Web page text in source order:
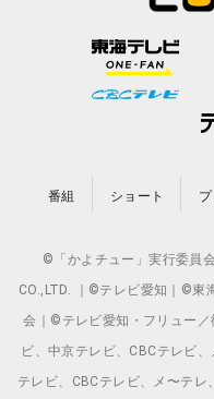
番組 ショート
©「かよチュー」実行委員
CO.,LTD. ｜©テレビ愛知｜©東
会｜©テレビ愛知・フリュー
ビ、中京テレビ、CBCテレビ
テレビ、CBCテレビ、メ〜テ